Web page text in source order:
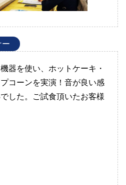
ー
器を使い、ホットケーキ・
コーンを実演！音が良い感
した。ご試食頂いたお客様